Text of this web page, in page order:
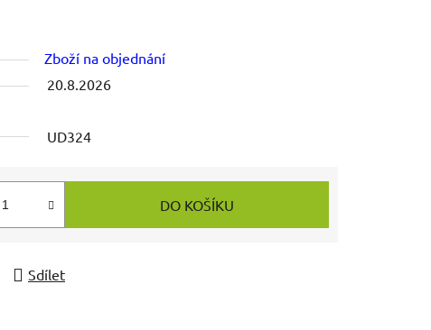
Zboží na objednání
20.8.2026
UD324
DO KOŠÍKU
Sdílet